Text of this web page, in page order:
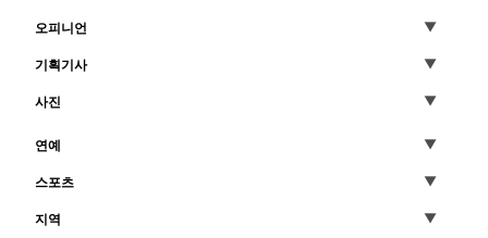
오피니언
기획기사
사진
연예
스포츠
지역